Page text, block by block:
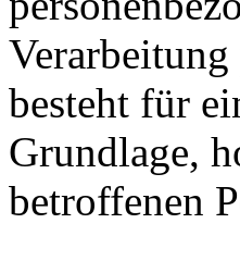
besteht für
Grundlage,
betroffenen